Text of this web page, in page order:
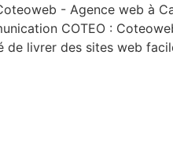
- Agence web à
COTEO :
livrer des sites web